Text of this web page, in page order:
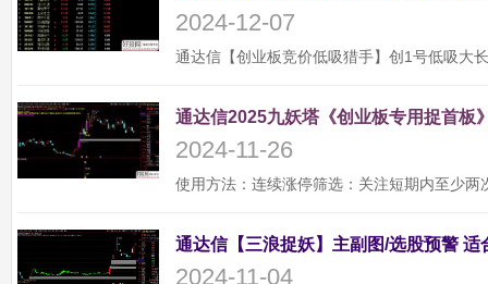
2024-12-07
通达信2025九妖塔《创业板专用捉首板
2024-11-26
2024-11-04